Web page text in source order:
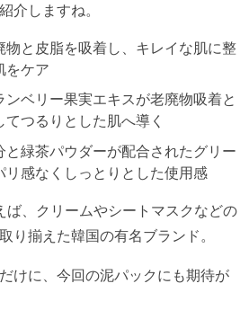
介しますね。
物と皮脂を吸着し、キレイな肌に整
をケア
ンベリー果実エキスが老廃物吸着と
つるりとした肌へ導く
と緑茶パウダーが配合されたグリー
リ感なくしっとりとした使用感
ば、クリームやシートマスクなどの
り揃えた韓国の有名ブランド。
けに、今回の泥パックにも期待が